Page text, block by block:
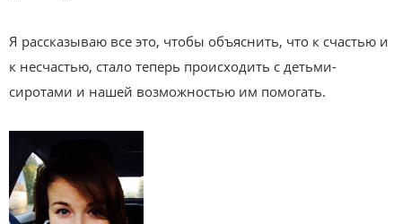
Я рассказываю все это, чтобы объяснить, что к счастью и
к несчастью, стало теперь происходить с детьми-
сиротами и нашей возможностью им помогать.